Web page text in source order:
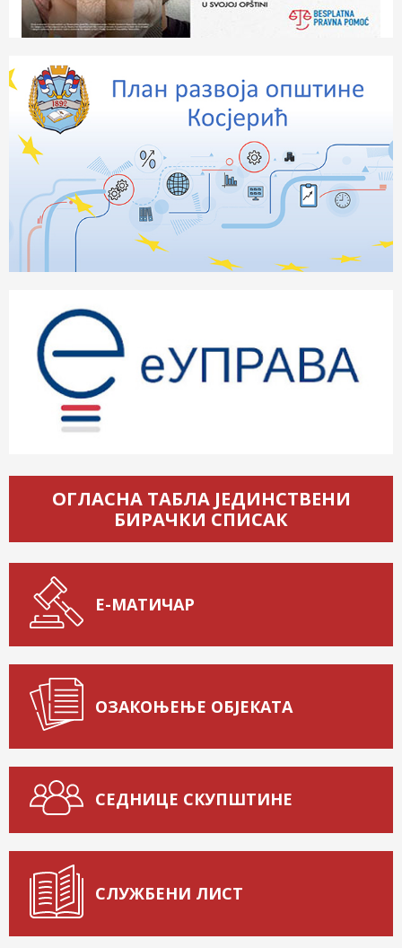
ОГЛАСНА ТАБЛА ЈЕДИНСТВЕНИ
БИРАЧКИ СПИСАК
Е-МАТИЧАР
ОЗАКОЊЕЊЕ ОБЈЕКАТА
СЕДНИЦЕ СКУПШТИНЕ
СЛУЖБЕНИ ЛИСТ